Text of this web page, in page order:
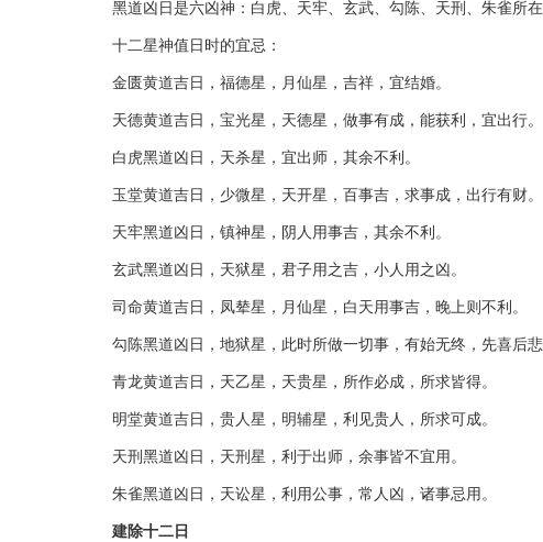
黑道凶日是六凶神：白虎、天牢、玄武、勾陈、天刑、朱雀所
十二星神值日时的宜忌：
金匮黄道吉日，福德星，月仙星，吉祥，宜结婚。
天德黄道吉日，宝光星，天德星，做事有成，能获利，宜出行。
白虎黑道凶日，天杀星，宜出师，其余不利。
玉堂黄道吉日，少微星，天开星，百事吉，求事成，出行有财。
天牢黑道凶日，镇神星，阴人用事吉，其余不利。
玄武黑道凶日，天狱星，君子用之吉，小人用之凶。
司命黄道吉日，凤辇星，月仙星，白天用事吉，晚上则不利。
勾陈黑道凶日，地狱星，此时所做一切事，有始无终，先喜后悲
青龙黄道吉日，天乙星，天贵星，所作必成，所求皆得。
明堂黄道吉日，贵人星，明辅星，利见贵人，所求可成。
天刑黑道凶日，天刑星，利于出师，余事皆不宜用。
朱雀黑道凶日，天讼星，利用公事，常人凶，诸事忌用。
建除十二日